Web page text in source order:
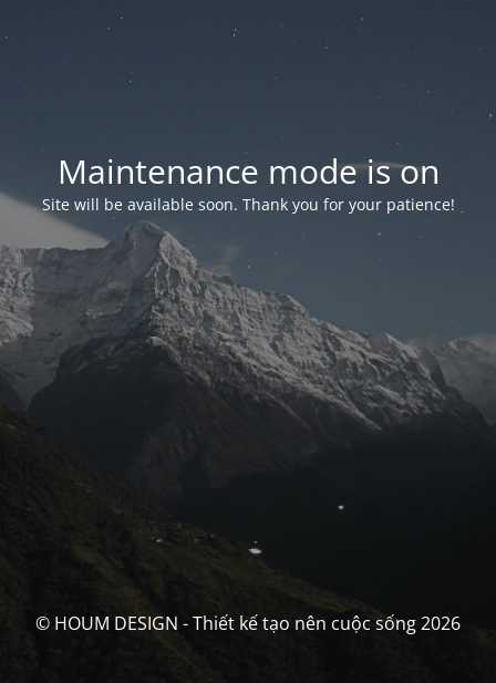
Maintenance mode is on
Site will be available soon. Thank you for your patience!
© HOUM DESIGN - Thiết kế tạo nên cuộc sống 2026